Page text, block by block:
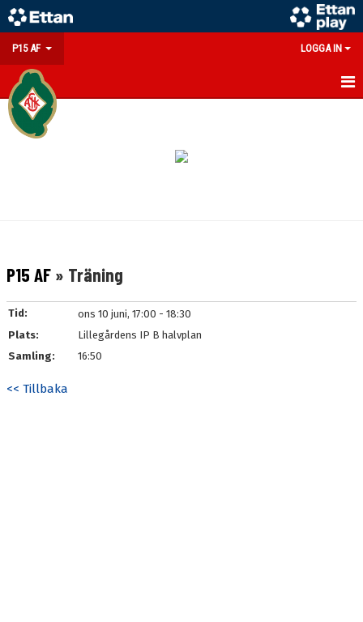
P15 AF LOGGA IN
HEM
KONTAKT
P15 AF » Träning
Tid:
ons 10 juni, 17:00 - 18:30
Plats:
Lillegårdens IP B halvplan
Samling:
16:50
<< Tillbaka